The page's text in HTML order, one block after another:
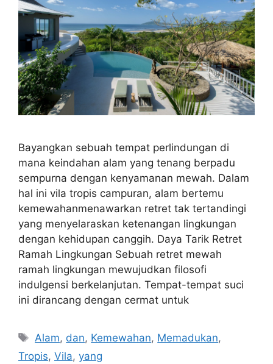
Bayangkan sebuah tempat perlindungan di
mana keindahan alam yang tenang berpadu
sempurna dengan kenyamanan mewah. Dalam
hal ini vila tropis campuran, alam bertemu
kemewahanmenawarkan retret tak tertandingi
yang menyelaraskan ketenangan lingkungan
dengan kehidupan canggih. Daya Tarik Retret
Ramah Lingkungan Sebuah retret mewah
ramah lingkungan mewujudkan filosofi
indulgensi berkelanjutan. Tempat-tempat suci
ini dirancang dengan cermat untuk
Tags
Alam, dan, Kemewahan, Memadukan,
Tropis, Vila, yang